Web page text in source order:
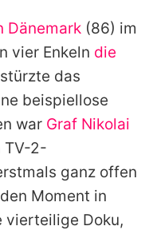
Dänemark (86) im
vier Enkeln die
das
beispiellose
war Graf Nikolai
TV-2-
ganz offen
Moment in
vierteilige Doku,